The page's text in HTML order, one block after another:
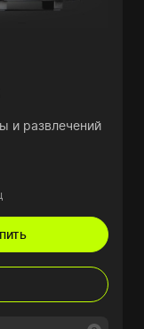
и развлечений